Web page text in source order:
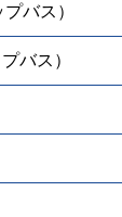
バス）
バス）